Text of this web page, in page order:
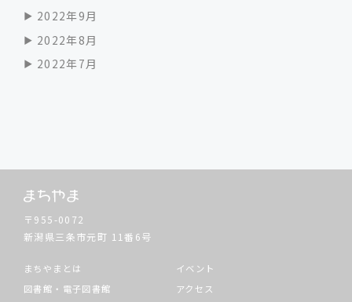
2022年9月
2022年8月
2022年7月
〒955-0072
新潟県三条市元町 11番6号
まちやまとは
図書館・電子図書館
イベント
アクセス